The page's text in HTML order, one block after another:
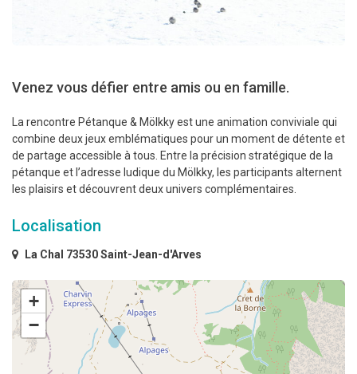
Venez vous défier entre amis ou en famille.
La rencontre Pétanque & Mölkky est une animation conviviale qui
combine deux jeux emblématiques pour un moment de détente et
de partage accessible à tous. Entre la précision stratégique de la
pétanque et l’adresse ludique du Mölkky, les participants alternent
les plaisirs et découvrent deux univers complémentaires.
Localisation
La Chal 73530 Saint-Jean-d'Arves
+
−